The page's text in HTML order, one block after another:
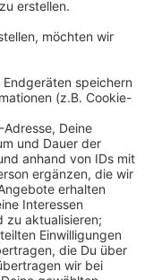
Meldung.
Kreis
ist weiter stabil.
Job. Das
Arbeitsagentur
Effekten. Zum
Verträge aus.